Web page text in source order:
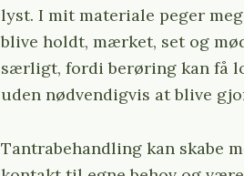
lyst. I mit materiale peger
blive holdt, mærket, set og
særligt, fordi berøring kan få
uden nødvendigvis at blive
Tantrabehandling kan skabe